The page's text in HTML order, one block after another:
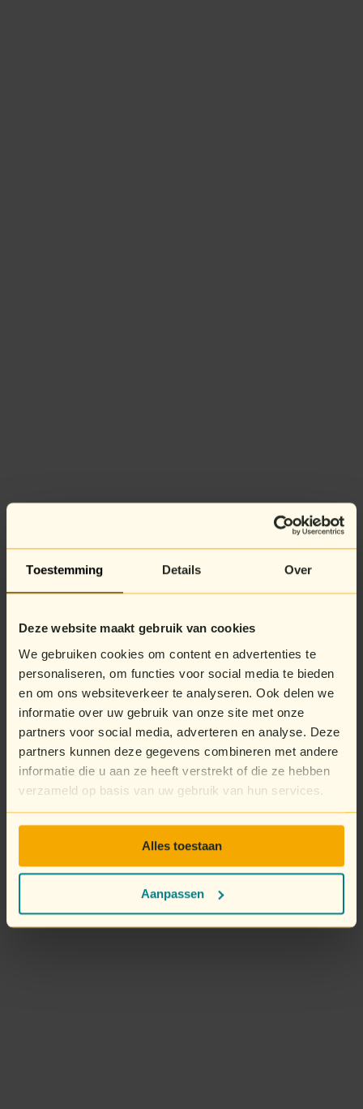
Toestemming Details Over
Deze website maakt gebruik van cookies
We gebruiken cookies om content en advertenties te
personaliseren, om functies voor social media te bieden
en om ons websiteverkeer te analyseren. Ook delen we
informatie over uw gebruik van onze site met onze
partners voor social media, adverteren en analyse. Deze
partners kunnen deze gegevens combineren met andere
informatie die u aan ze heeft verstrekt of die ze hebben
verzameld op basis van uw gebruik van hun services.
Alles toestaan
Aanpassen